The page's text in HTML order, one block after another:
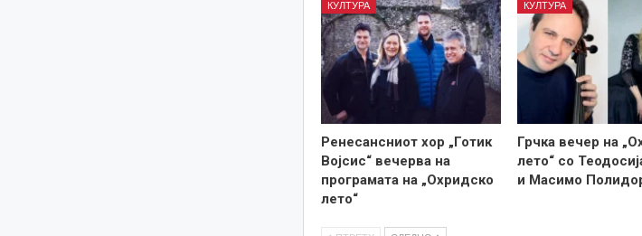
КУЛТУРА
Ренесансниот хор „Готик
Војсис“ вечерва на
програмата на „Охридско
лето“
КУЛТУРА
Грчка вечер на
лето“ со
и Масимо